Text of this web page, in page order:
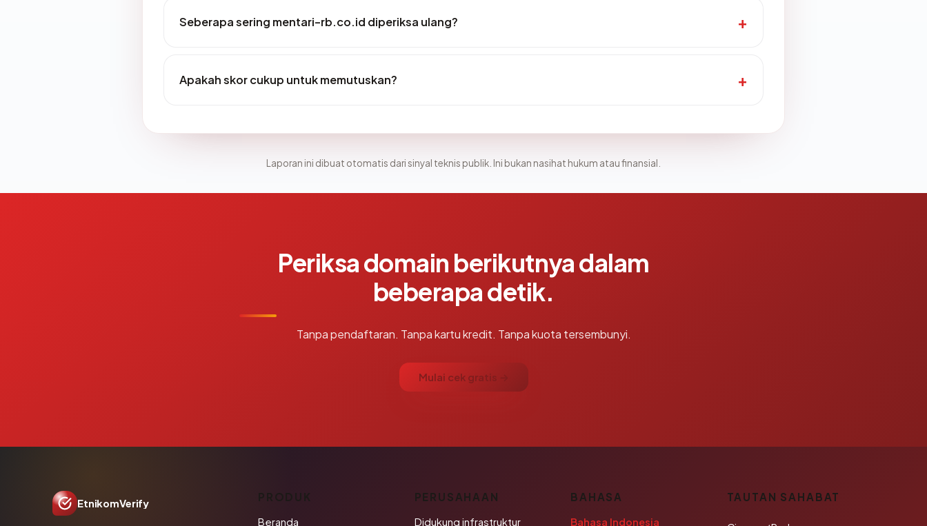
Seberapa sering mentari-rb.co.id diperiksa ulang?
Apakah skor cukup untuk memutuskan?
Laporan ini dibuat otomatis dari sinyal teknis publik. Ini bukan nasihat hukum atau finansial.
Periksa domain berikutnya dalam
beberapa detik.
Tanpa pendaftaran. Tanpa kartu kredit. Tanpa kuota tersembunyi.
Mulai cek gratis →
EtnikomVerify PRODUK
Beranda
PERUSAHAAN
Didukung infrastruktur
BAHASA
Bahasa Indonesia
TAUTAN SAHABAT